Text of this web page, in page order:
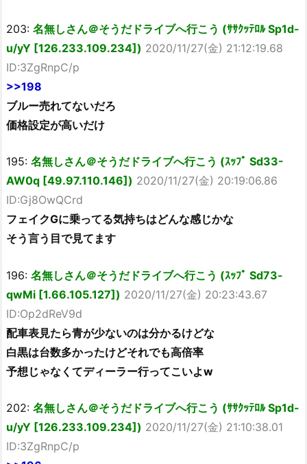
203: 名無しさん＠そうだドライブへ行こう (ｻｻｸｯﾃﾛﾙ Sp1d-
u/yY [126.233.109.234]) 2020/11/27(金) 21:12:19.68
ID:3ZgRnpC/p
>>198
ブルー売れてないだろ
価格設定が高いだけ
195: 名無しさん＠そうだドライブへ行こう (ｽｯﾌﾟ Sd33-
AW0q [49.97.110.146]) 2020/11/27(金) 20:19:06.86
ID:Gj8OwQCrd
フェイクGに乗ってる気持ちはどんな感じかな
そう言う目で見てます
196: 名無しさん＠そうだドライブへ行こう (ｽｯﾌﾟ Sd73-
qwMi [1.66.105.127]) 2020/11/27(金) 20:23:43.67
ID:Op2dReV9d
配車表見たら青が少ないのは分かるけどな
白黒は台数多かったけどそれでも高倍率
予想じゃなくてディーラー行ってこいよw
202: 名無しさん＠そうだドライブへ行こう (ｻｻｸｯﾃﾛﾙ Sp1d-
u/yY [126.233.109.234]) 2020/11/27(金) 21:10:38.01
ID:3ZgRnpC/p